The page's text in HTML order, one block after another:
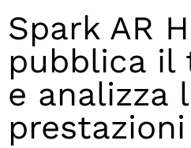
Spark AR
pubblica il
e analizza
prestazioni